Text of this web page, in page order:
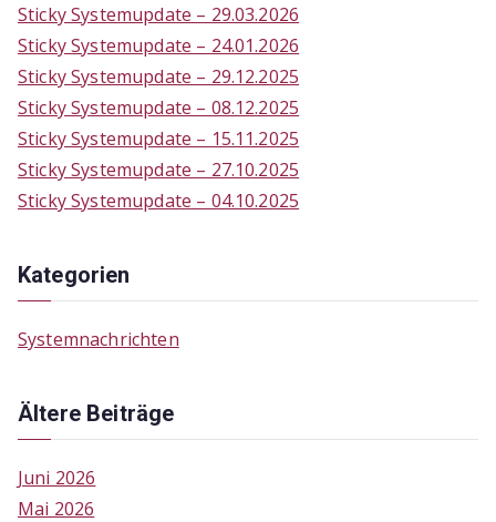
Sticky Systemupdate – 29.03.2026
Sticky Systemupdate – 24.01.2026
Sticky Systemupdate – 29.12.2025
Sticky Systemupdate – 08.12.2025
Sticky Systemupdate – 15.11.2025
Sticky Systemupdate – 27.10.2025
Sticky Systemupdate – 04.10.2025
Kategorien
Systemnachrichten
Ältere Beiträge
Juni 2026
Mai 2026